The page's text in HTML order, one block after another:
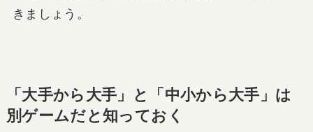
きましょう。
「大手から大手」と「中小から大手」は
別ゲームだと知っておく